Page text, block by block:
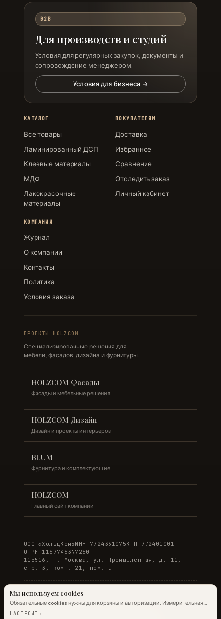
B2B
Для производств и студий
Условия для регулярных закупок, документы и
сопровождение менеджером.
Условия для бизнеса →
КАТАЛОГ
Все товары
Ламинированный ДСП
Клеевые материалы
МДФ
Лакокрасочные
материалы
ПОКУПАТЕЛЯМ
Доставка
Избранное
Сравнение
Отследить заказ
Личный кабинет
КОМПАНИЯ
Журнал
О компании
Контакты
Политика
Условия заказа
ПРОЕКТЫ HOLZCOM
Специализированные решения для
мебели, фасадов, дизайна и фурнитуры.
HOLZCOM Фасады
Фасады и мебельные решения
HOLZCOM Дизайн
Дизайн и проекты интерьеров
BLUM
Фурнитура и комплектующие
HOLZCOM
Главный сайт компании
ООО «ХольцКом»ИНН 7724361075КПП 772401001
ОГРН 1167746377260
115516, г. Москва, ул. Промышленная, д. 11,
стр. 3, комн. 21, пом. I
© 2026 WOODONLINE. Все права защищены.
Мы используем cookies
Обязательные cookies нужны для корзины и авторизации. Измерительная
аналитика Яндекс.Метрики работает на обычных страницах всегда;
НАСТРОИТЬ